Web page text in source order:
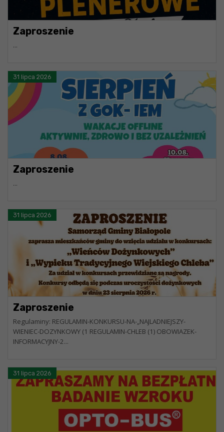
Zaproszenie
...
31 lipca 2026
Zaproszenie
...
31 lipca 2026
Zaproszenie
Regulaminy: REGULAMIN-KONKURSU-NA-„NAJLADNIEJSZY-
WIENIEC-DOZYNKOWY (1 REGULAMIN-CHLEB (1) OBOWIAZEK-
INFORMACYJNY-2...
31 lipca 2026